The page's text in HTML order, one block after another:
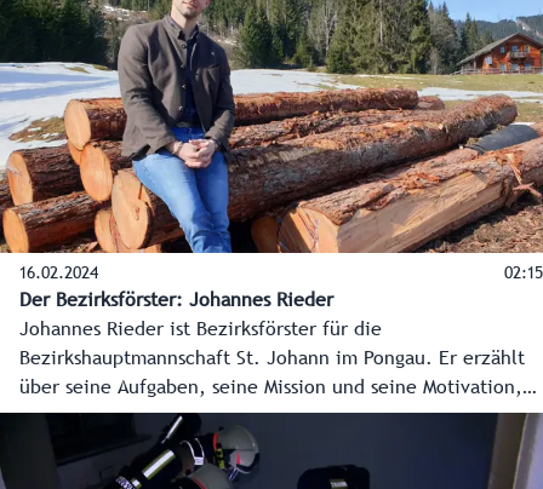
dafür ein eigener Ombudsmann eingesetzt.
16.02.2024 02:15
Der Bezirksförster: Johannes Rieder
Johannes Rieder ist Bezirksförster für die
Bezirkshauptmannschaft St. Johann im Pongau. Er erzählt
über seine Aufgaben, seine Mission und seine Motivation,
für das Land Salzburg und die Menschen zu arbeiten.